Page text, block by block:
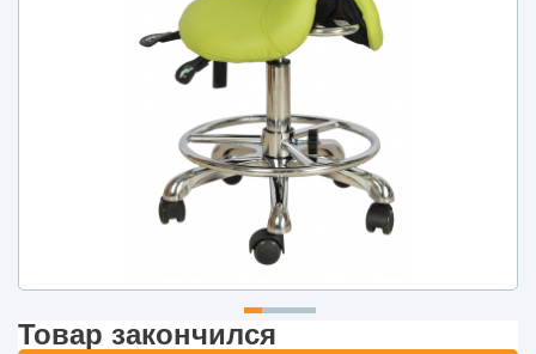
Товар закончился